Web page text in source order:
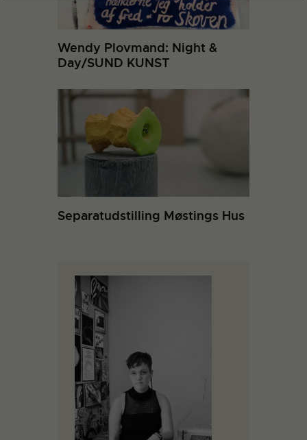
Wendy Plovmand: Night &
Day/SUND KUNST
Separatudstilling Møstings Hus